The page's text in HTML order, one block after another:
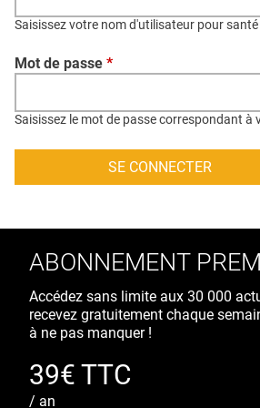
CONTACT
CRÉDITS
Saisissez votre nom d'utilisateur pour santé
Mot de passe *
Saisissez le mot de passe correspondant à
ABONNEMENT
Accédez sans limite aux 30 000
recevez gratuitement chaque
à ne pas manquer !
39€ TTC
/ an